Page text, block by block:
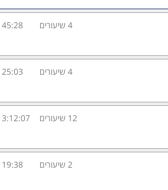
45:28 4 שיעורים
25:03 4 שיעורים
3:12:07 12 שיעורים
19:38 2 שיעורים